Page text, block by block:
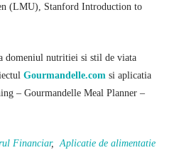
(LMU), Stanford Introduction to
domeniul nutritiei si stil de viata
Gourmandelle.com si aplicatia
– Gourmandelle Meal Planner –
Financiar,Aplicatie de alimentatie